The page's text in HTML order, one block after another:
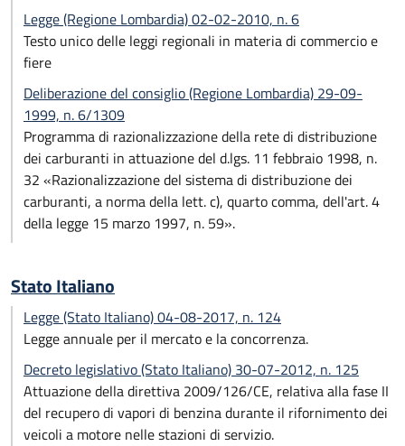
Legge (Regione Lombardia) 02-02-2010, n. 6
Testo unico delle leggi regionali in materia di commercio e
fiere
Deliberazione del consiglio (Regione Lombardia) 29-09-
1999, n. 6/1309
Programma di razionalizzazione della rete di distribuzione
dei carburanti in attuazione del d.lgs. 11 febbraio 1998, n.
32 «Razionalizzazione del sistema di distribuzione dei
carburanti, a norma della lett. c), quarto comma, dell'art. 4
della legge 15 marzo 1997, n. 59».
Stato Italiano
Legge (Stato Italiano) 04-08-2017, n. 124
Legge annuale per il mercato e la concorrenza.
Decreto legislativo (Stato Italiano) 30-07-2012, n. 125
Attuazione della direttiva 2009/126/CE, relativa alla fase II
del recupero di vapori di benzina durante il rifornimento dei
veicoli a motore nelle stazioni di servizio.